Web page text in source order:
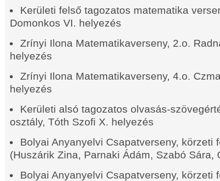
Kerületi felső tagozatos matematika
Domonkos VI. helyezés
Zrínyi Ilona Matematikaverseny, 2.o.
helyezés
Zrínyi Ilona Matematikaverseny, 4.o.
helyezés
Kerületi alsó tagozatos olvasás-
osztály, Tóth Szofi X. helyezés
Bolyai Anyanyelvi Csapatverseny, körzeti
(Huszárik Zina, Parnaki Ádám, Szabó Sára,
Bolyai Anyanyelvi Csapatverseny, körzeti